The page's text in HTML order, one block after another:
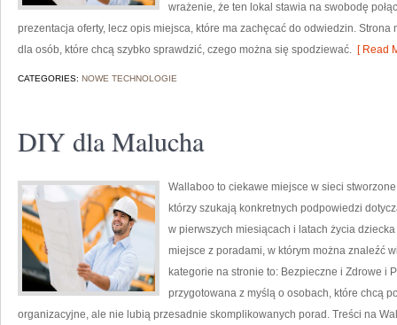
wrażenie, że ten lokal stawia na swobodę
prezentacja oferty, lecz opis miejsca, które ma zachęcać do odwiedzin.
dla osób, które chcą szybko sprawdzić, czego można się spodziewać. [ Read
CATEGORIES: NOWE TECHNOLOGIE
DIY dla Malucha
Wallaboo to ciekawe miejsce w sieci
którzy szukają konkretnych podpowiedzi
w pierwszych miesiącach i latach życia
miejsce z poradami, w którym można znaleźć
kategorie na stronie to: Bezpieczne i Zdrowe i
przygotowana z myślą o osobach, które chcą
organizacyjne, ale nie lubią przesadnie skomplikowanych porad. Treści na